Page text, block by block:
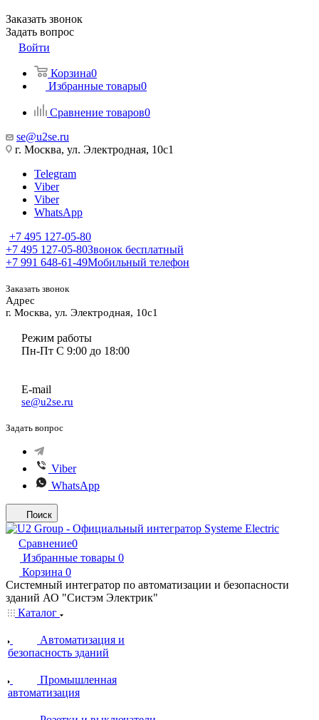
Заказать звонок
Задать вопрос
Войти
Корзина0
Избранные товары0
Сравнение товаров0
se@u2se.ru
г. Москва, ул. Электродная, 10с1
Telegram
Viber
Viber
WhatsApp
+7 495 127-05-80
+7 495 127-05-80Звонок бесплатный
+7 991 648-61-49Мобильный телефон
Заказать звонок
Адрес
г. Москва, ул. Электродная, 10с1
Режим работы
Пн-Пт С 9:00 до 18:00
E-mail
se@u2se.ru
Задать вопрос
Viber
WhatsApp
Поиск
Сравнение0
Избранные товары 0
Корзина 0
Системный интегратор по автоматизации и безопасности
зданий АО "Систэм Электрик"
Каталог
Автоматизация и
безопасность зданий
Промышленная
автоматизация